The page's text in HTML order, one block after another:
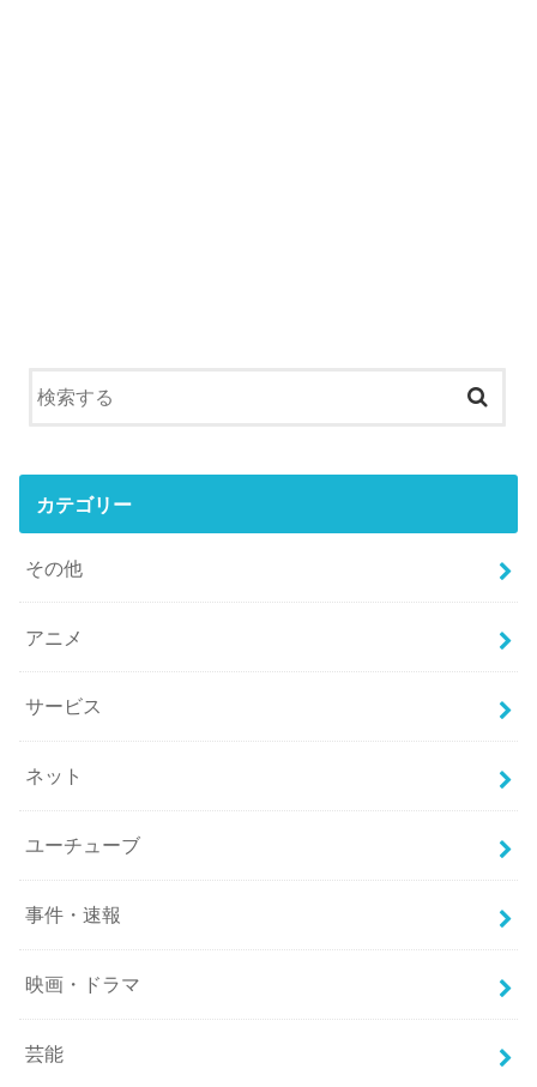
カテゴリー
その他
アニメ
サービス
ネット
ユーチューブ
事件・速報
映画・ドラマ
芸能